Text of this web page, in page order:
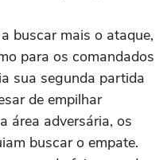
buscar mais o ataque,
para os comandados
sua segunda partida
de empilhar
área adversária, os
buscar o empate.